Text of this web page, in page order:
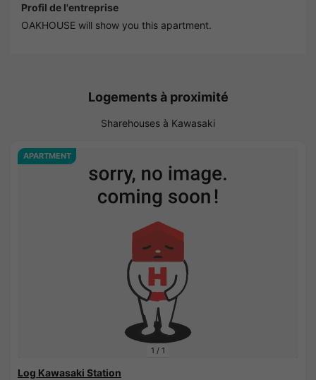
Profil de l'entreprise
OAKHOUSE will show you this apartment.
Logements à proximité
Sharehouses à Kawasaki
1 / 1
APARTMENT
Log Kawasaki Station